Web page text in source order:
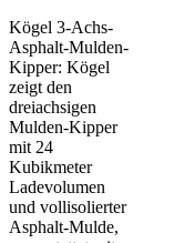
Kögel 3-Achs-
Asphalt-Mulden-
Kipper: Kögel
zeigt den
dreiachsigen
Mulden-Kipper
mit 24
Kubikmeter
Ladevolumen
und vollisolierter
Asphalt-Mulde,